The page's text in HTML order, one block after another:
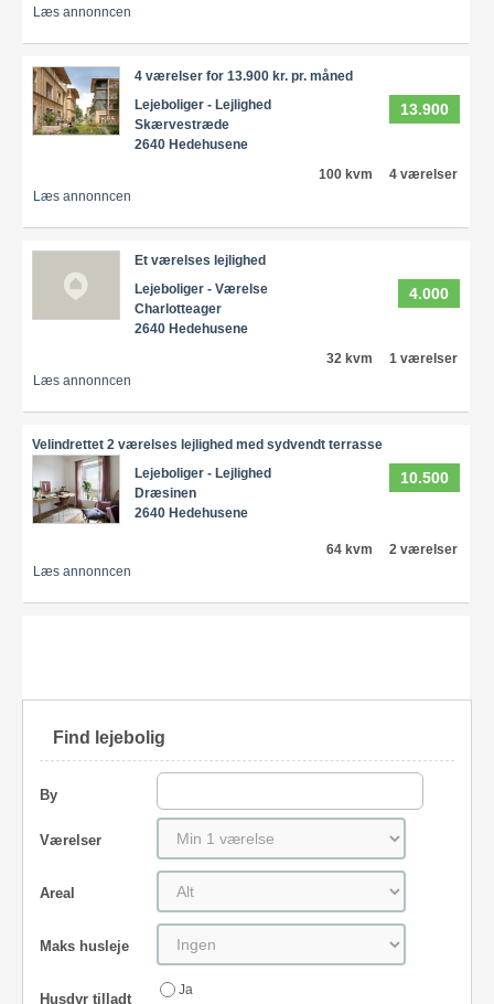
Læs annonncen
4 værelser for 13.900 kr. pr. måned
13.900
Lejeboliger - Lejlighed
Skærvestræde
2640 Hedehusene
100 kvm
4 værelser
Læs annonncen
Et værelses lejlighed
4.000
Lejeboliger - Værelse
Charlotteager
2640 Hedehusene
32 kvm
1 værelser
Læs annonncen
Velindrettet 2 værelses lejlighed med sydvendt terrasse
10.500
Lejeboliger - Lejlighed
Dræsinen
2640 Hedehusene
64 kvm
2 værelser
Læs annonncen
Find lejebolig
By
Værelser
Areal
Maks husleje
Husdyr tilladt
Ja